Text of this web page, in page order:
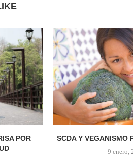
POR
SCDA Y VEGANISMO
9 enero,